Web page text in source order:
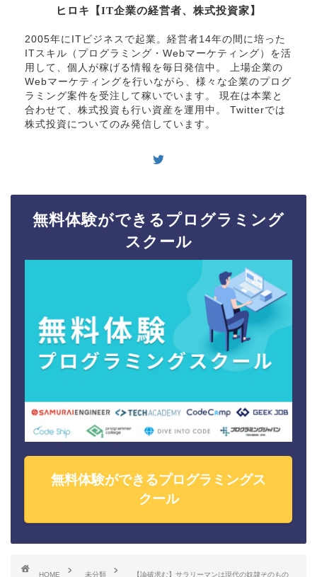
ヒロキ【IT企業の経営者、株式投資家】
2005年にITビジネスで起業。経営者14年の間に培った
ITスキル（プログラミング・Webマーケティング）を活
用して、個人が稼げる情報を毎日発信中。 上場企業の
Webマーケティングを行いながら、様々な企業のプログ
ラミング案件を受注して稼いでいます。 現在は本業と
合わせて、株式投資も行い資産を運用中。 Twitterでは
株式投資についてのみ発信しています。
無料体験ができるプログラミング
スクール
無料体験ができるプログラミングス
クール
HOME 未分類 【論破求む】サラリーマンは現代の奴隷そのもの